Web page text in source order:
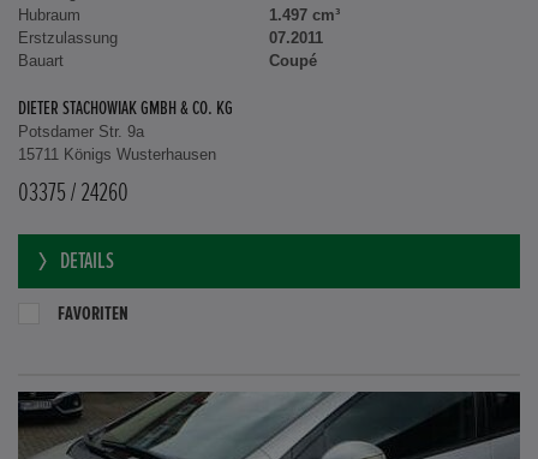
Hubraum
1.497 cm³
Erstzulassung
07.2011
Bauart
Coupé
DIETER STACHOWIAK GMBH & CO. KG
Potsdamer Str. 9a
15711 Königs Wusterhausen
03375 / 24260
DETAILS
FAVORITEN